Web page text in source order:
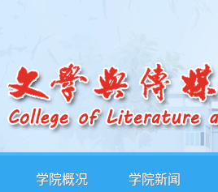
学院概况 学院新闻